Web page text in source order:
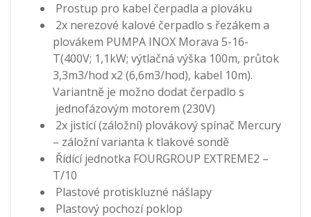
Prostup pro kabel čerpadla a plováku
2x nerezové kalové čerpadlo s řezákem a
plovákem PUMPA INOX Morava 5-16-
T(400V; 1,1kW; výtlačná výška 100m, průtok
3,3m3/hod x2 (6,6m3/hod), kabel 10m).
Variantně je možno dodat čerpadlo s
jednofázovým motorem (230V)
2x jistící (záložní) plovákový spínač Mercury
– záložní varianta k tlakové sondě
Řídící jednotka FOURGROUP EXTREME2 –
T/10
Plastové protiskluzné nášlapy
Plastový pochozí poklop